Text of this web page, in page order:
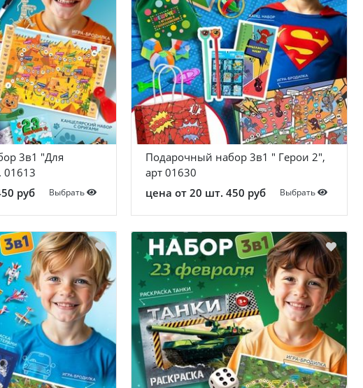
3в1 "Для
01613
руб
Выбрать
Подарочный набор 3в1 " Герои 2",
арт 01630
цена от 20 шт. 450 руб
Выбрать